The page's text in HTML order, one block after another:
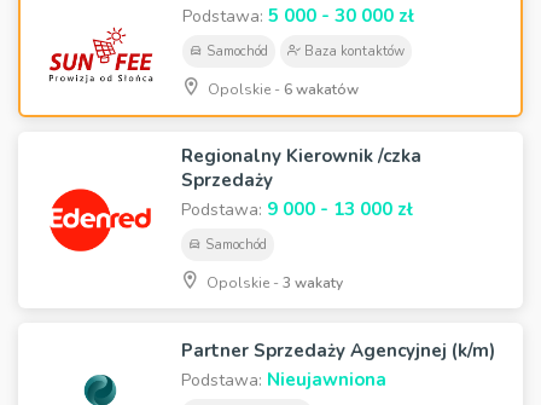
Podstawa: 5 000 - 30 000 zł
Samochód Baza kontaktów
Opolskie - 6 wakatów
Regionalny Kierownik /czka
Sprzedaży
Podstawa: 9 000 - 13 000 zł
Samochód
Opolskie -3 wakaty
Partner Sprzedaży Agencyjnej (k/m)
Podstawa: Nieujawniona